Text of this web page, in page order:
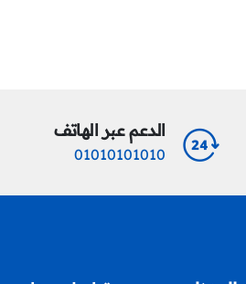
الدعم عبر الهاتف
01010101010